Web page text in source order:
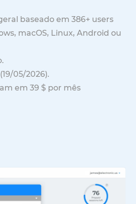
baseado em 386+ users
macOS, Linux, Android ou
19/05/2026).
em 39 $ por mês